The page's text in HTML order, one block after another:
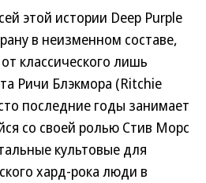
этой истории Deep Purple
в неизменном составе,
классического лишь
Ричи Блэкмора (Ritchie
последние годы занимает
со своей ролью Стив Морс
культовые для
хард-рока люди в